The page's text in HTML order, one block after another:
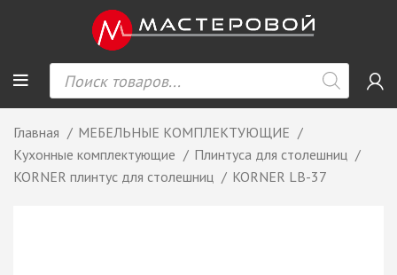
Главная
МЕБЕЛЬНЫЕ КОМПЛЕКТУЮЩИЕ
Кухонные комплектующие
Плинтуса для столешниц
KORNER плинтус для столешниц
KORNER LB-37